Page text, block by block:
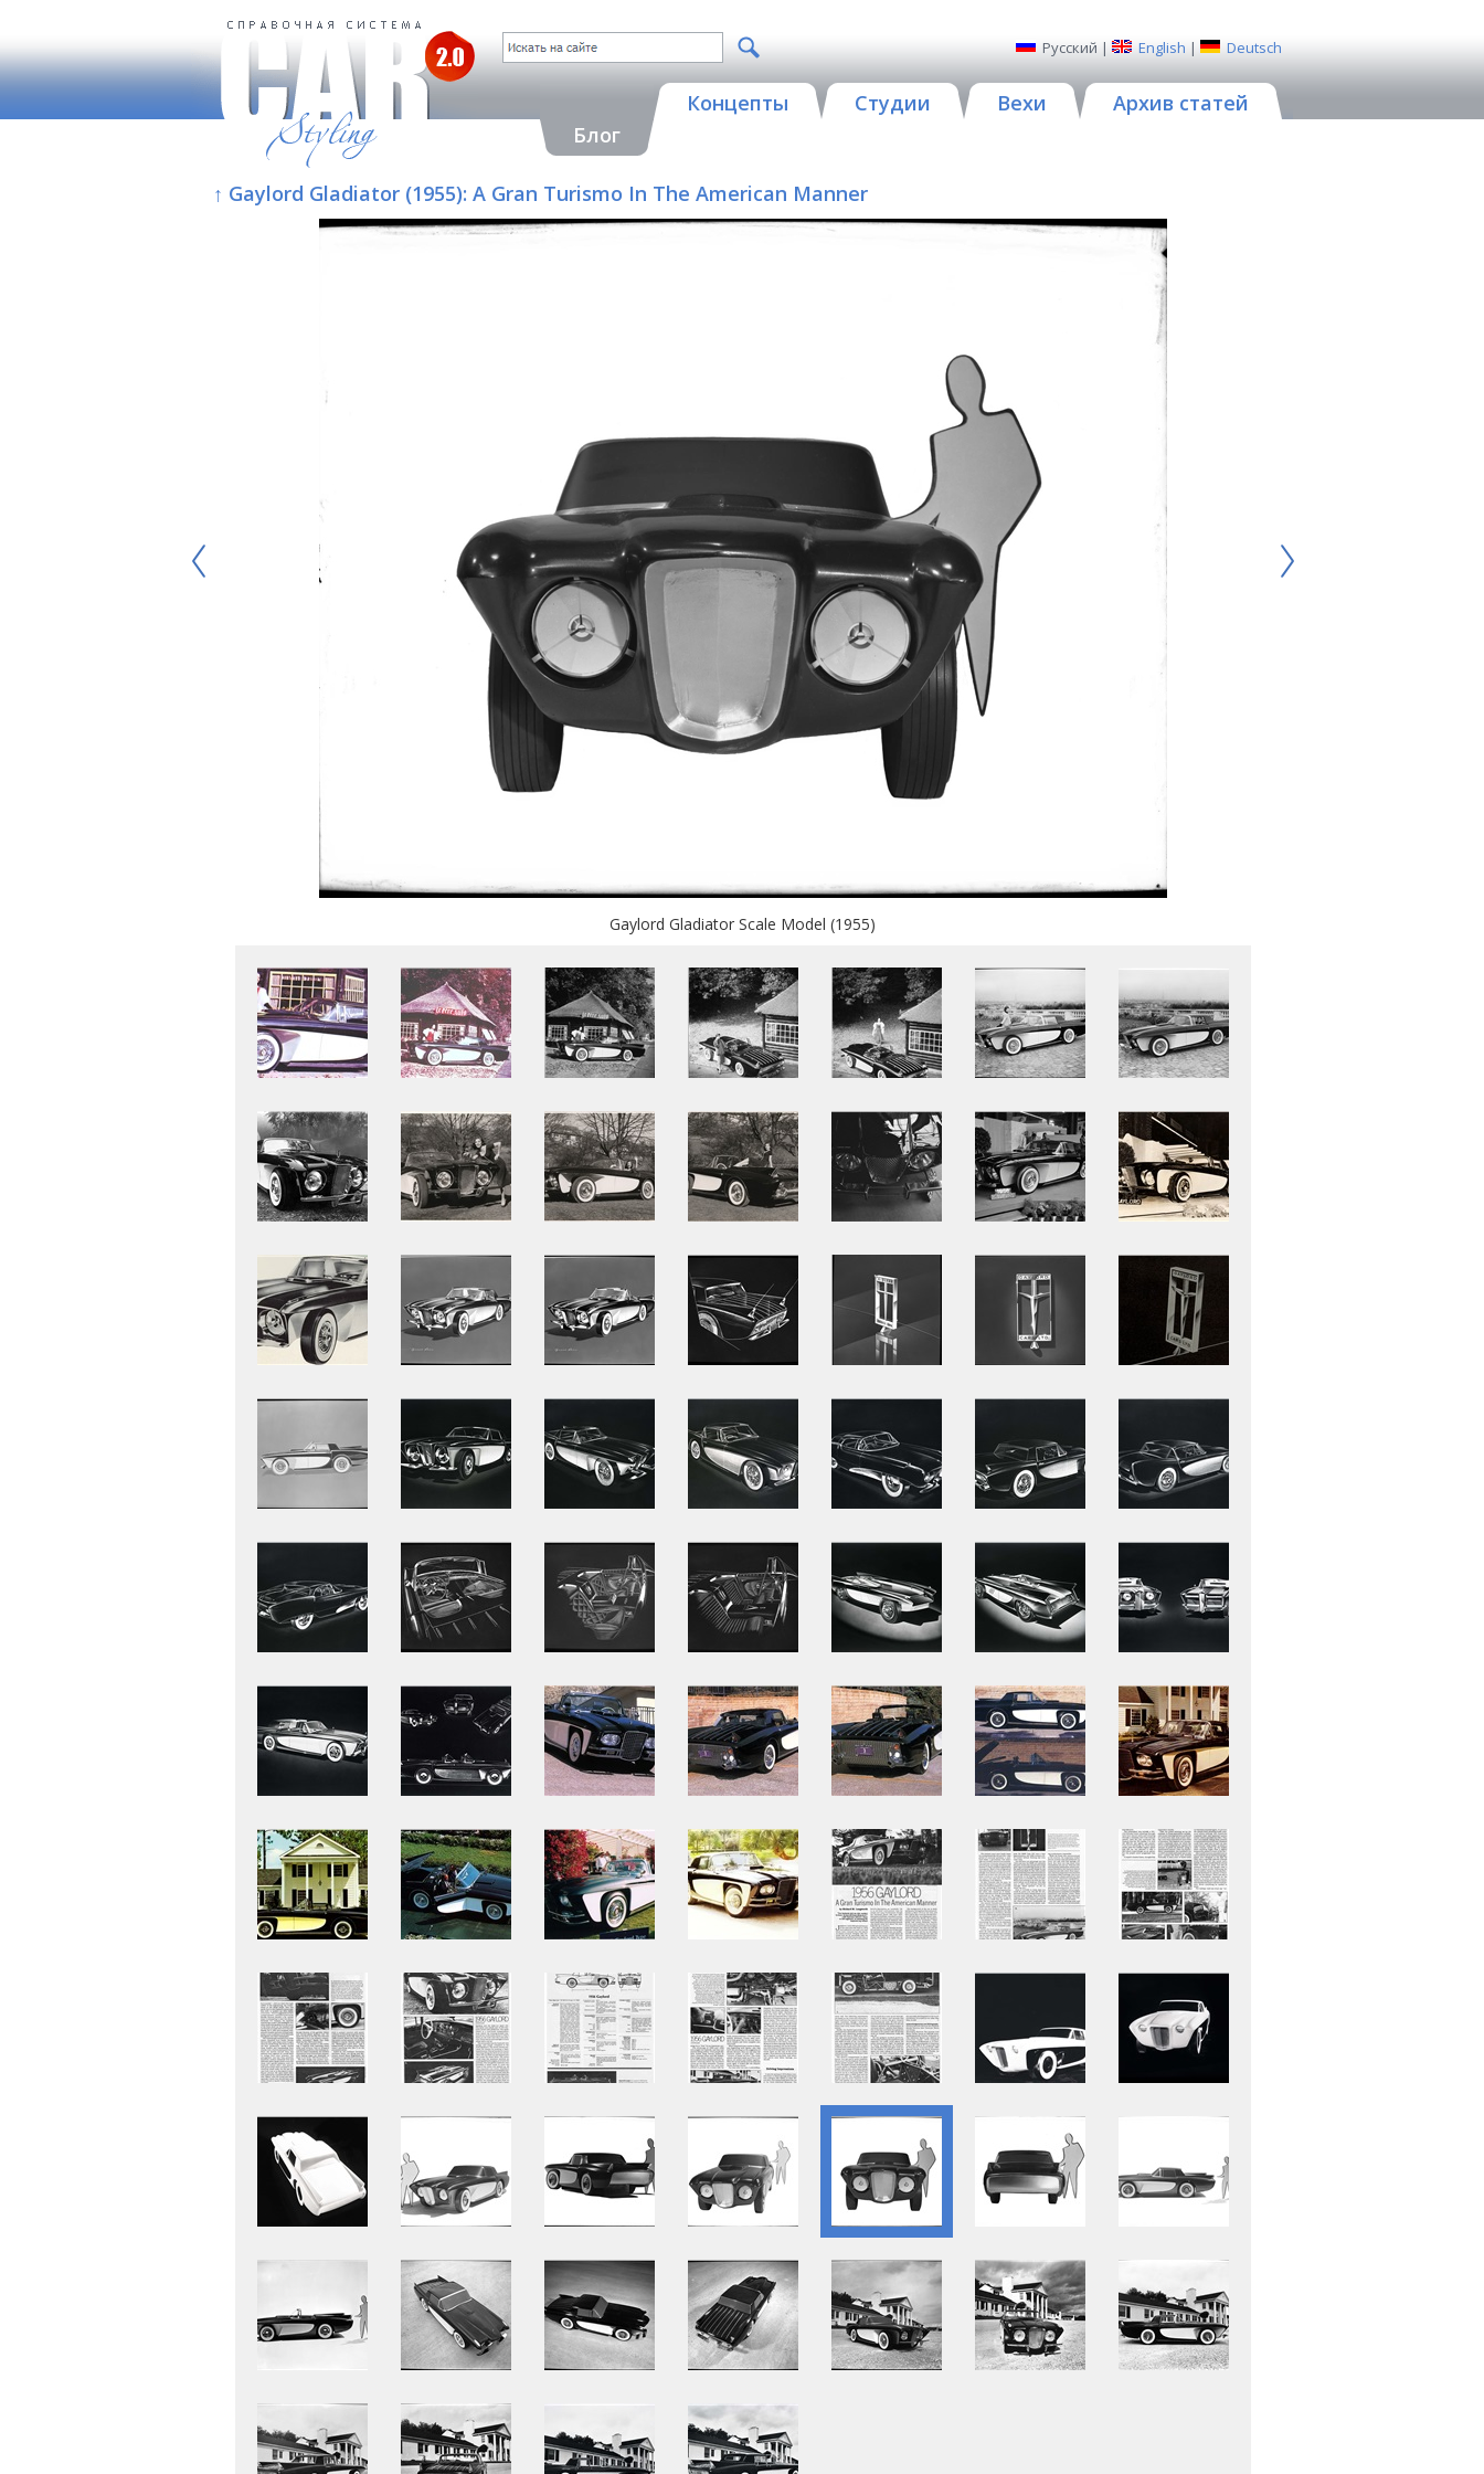
Русский | English | Deutsch
Блог
Концепты Студии Вехи Архив статей
↑ Gaylord Gladiator (1955): A Gran Turismo In The American Manner
Gaylord Gladiator Scale Model (1955)